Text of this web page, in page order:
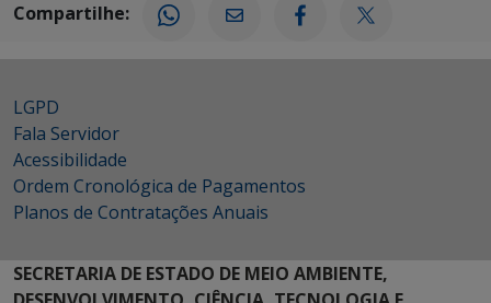
Compartilhe:
LGPD
Fala Servidor
Acessibilidade
Ordem Cronológica de Pagamentos
Planos de Contratações Anuais
SECRETARIA DE ESTADO DE MEIO AMBIENTE,